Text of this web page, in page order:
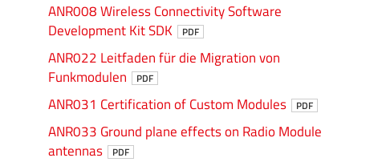
ANR008 Wireless Connectivity Software
Development Kit SDK
PDF
ANR022 Leitfaden für die Migration von
Funkmodulen
PDF
ANR031 Certification of Custom Modules PDF
ANR033 Ground plane effects on Radio Module
antennas
PDF